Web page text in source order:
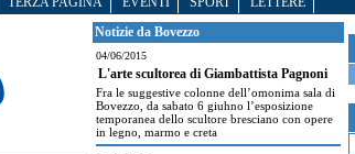
Notizie da Bovezzo
04/06/2015
L'arte scultorea di Giambattista Pagnoni
Fra le suggestive colonne dell’omonima sala di
Bovezzo, da sabato 6 giuhno l’esposizione
temporanea dello scultore bresciano con opere
in legno, marmo e creta